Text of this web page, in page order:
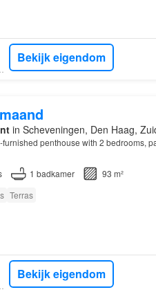
Bekijk eigendom
in Scheveningen, Den Haag,
penthouse with 2 bedrooms,
1 badkamer
93 m²
Terras
Bekijk eigendom